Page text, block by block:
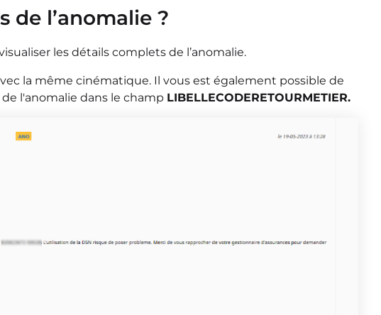
de l’anomalie ?
les détails complets de l’anomalie.
la même cinématique. Il vous est également possible de
l'anomalie dans le champ LIBELLECODERETOURMETIER.